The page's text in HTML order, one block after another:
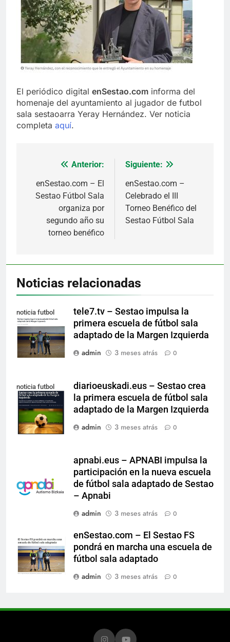
El periódico digital enSestao.com informa del
homenaje del ayuntamiento al jugador de futbol
sala sestaoarra Yeray Hernández. Ver noticia
completa aquí.
Navegación
de
entradas
Anterior:
enSestao.com – El
Sestao Fútbol Sala
organiza por
segundo año su
torneo benéfico
Siguiente:
enSestao.com –
Celebrado el III
Torneo Benéfico del
Sestao Fútbol Sala
Noticias relacionadas
noticia futbol
adaptado
tele7.tv – Sestao impulsa la
primera escuela de fútbol sala
adaptado de la Margen Izquierda
admin
3 meses atrás 0
noticia futbol
adaptado
diarioeuskadi.eus – Sestao crea
la primera escuela de fútbol sala
adaptado de la Margen Izquierda
admin
3 meses atrás 0
apnabi.eus – APNABI impulsa la
participación en la nueva escuela
de fútbol sala adaptado de Sestao
– Apnabi
admin
3 meses atrás 0
enSestao.com – El Sestao FS
pondrá en marcha una escuela de
fútbol sala adaptado
admin
3 meses atrás 0